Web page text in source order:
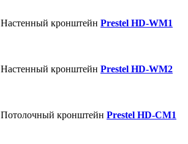
Настенный кронштейн Prestel HD-WM1
Настенный кронштейн Prestel HD-WM2
Потолочный кронштейн Prestel HD-CM1